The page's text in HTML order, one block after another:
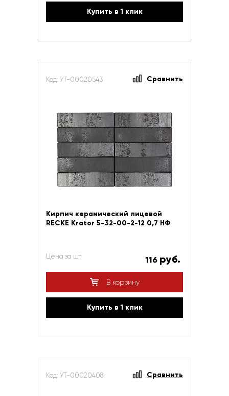
Купить в 1 клик
Код: УТ-00020543 Сравнить
Кирпич керамический лицевой
RECKE Krator 5-32-00-2-12 0,7 НФ
Цена за шт 116 руб.
В корзину
Купить в 1 клик
Код: УТ-00020408 Сравнить